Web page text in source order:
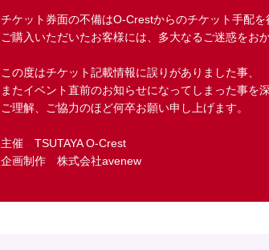
チケット券面の不備はO-Crestからのチケット手配
ご購入いただいたお客様には、多大なるご迷惑をお
この度はチケット記載情報に誤りがありました事、
またイベント直前のお知らせになってしまった事を
ご理解、ご協力のほど何卒お願い申し上げます。
主催 TSUTAYA O-Crest
企画制作 株式会社avenew